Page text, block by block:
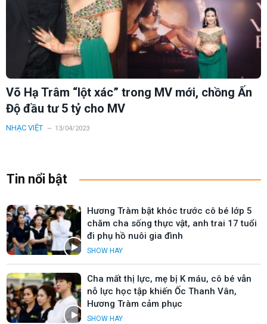
Võ Hạ Trâm “lột xác” trong MV mới, chồng Ấn
Độ đầu tư 5 tỷ cho MV
NHẠC VIỆT 13/04/2023
Tin nổi bật
Hương Tràm bật khóc trước cô bé lớp 5
chăm cha sống thực vật, anh trai 17 tuổi
đi phụ hồ nuôi gia đình
SHOW HAY
Cha mất thị lực, mẹ bị K máu, cô bé vẫn
nỗ lực học tập khiến Ốc Thanh Vân,
Hương Tràm cảm phục
SHOW HAY